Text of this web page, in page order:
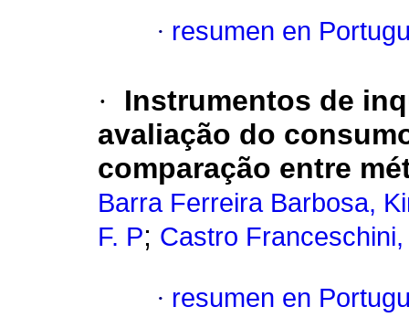
· resumen en
·
Instrumentos de
avaliação do
comparação entre
Barra Ferreira Barbosa,
F. P; Castro
· resumen en